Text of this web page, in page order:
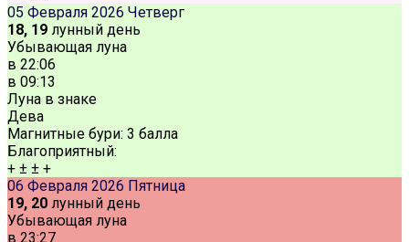
05 Февраля 2026 Четверг
18, 19 лунный день
Убывающая луна
в 22:06
в 09:13
Луна в знаке
Дева
Магнитные бури: 3 балла
Благоприятный:
+ ± ± +
06 Февраля 2026 Пятница
19, 20 лунный день
Убывающая луна
в 23:27